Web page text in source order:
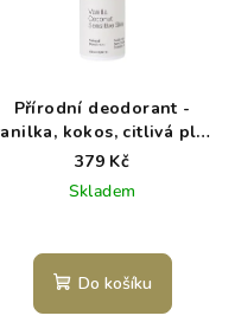
Přírodní deodorant -
kokos, citlivá pleť
- 50g
379 Kč
Skladem
Do košíku